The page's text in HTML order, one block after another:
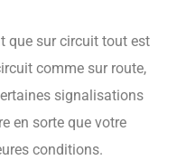
que sur circuit tout est
comme sur route,
signalisations
en sorte que votre
conditions.